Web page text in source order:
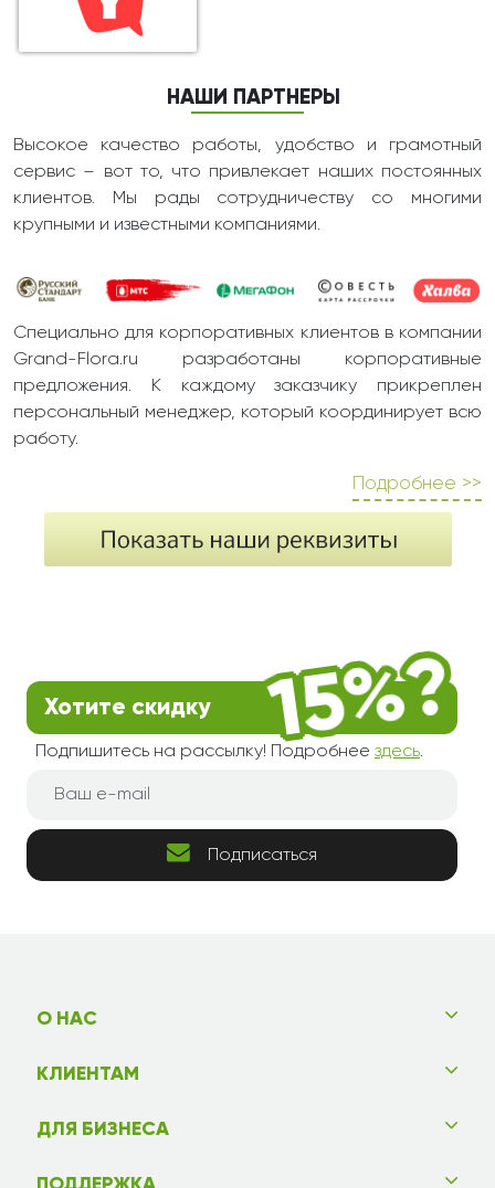
НАШИ ПАРТНЕРЫ
Высокое качество работы, удобство и грамотный
сервис – вот то, что привлекает наших постоянных
клиентов. Мы рады сотрудничеству со многими
крупными и известными компаниями.
Специально для корпоративных клиентов в компании
Grand-Flora.ru разработаны корпоративные
предложения. К каждому заказчику прикреплен
персональный менеджер, который координирует всю
работу.
Подробнее >>
Хотите скидку
Подпишитесь на рассылку! Подробнее здесь.
Подписаться
О НАС
КЛИЕНТАМ
ДЛЯ БИЗНЕСА